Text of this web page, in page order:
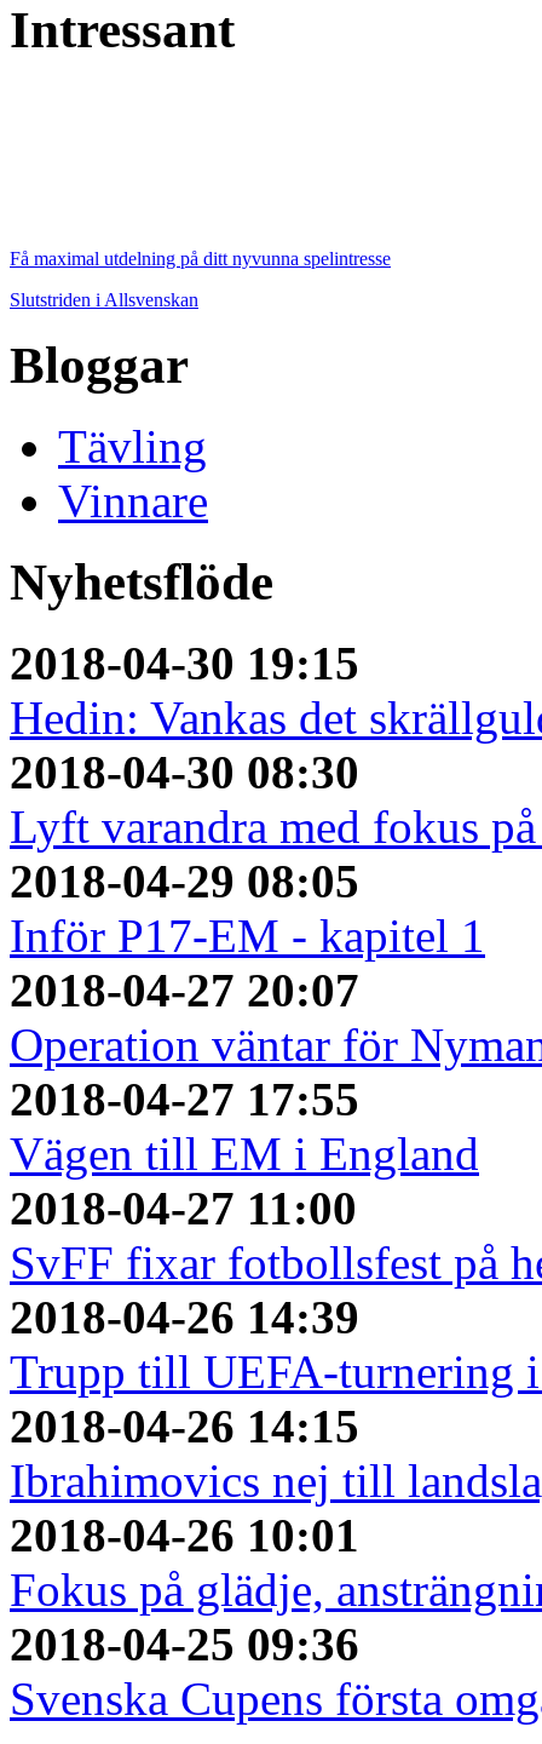
Intressant
Få maximal utdelning på ditt nyvunna spelintresse
Slutstriden i Allsvenskan
Bloggar
Tävling
Vinnare
Nyhetsflöde
2018-04-30 19:15
Hedin: Vankas det
2018-04-30 08:30
Lyft varandra med fokus
2018-04-29 08:05
Inför P17-EM - kapitel 1
2018-04-27 20:07
Operation väntar för
2018-04-27 17:55
Vägen till EM i England
2018-04-27 11:00
SvFF fixar fotbollsfest på
2018-04-26 14:39
Trupp till UEFA-turnering
2018-04-26 14:15
Ibrahimovics nej till
2018-04-26 10:01
Fokus på glädje,
2018-04-25 09:36
Svenska Cupens första